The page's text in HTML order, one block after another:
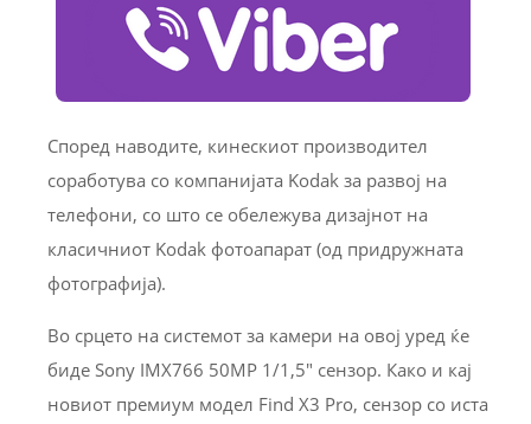
Според наводите, кинескиот производител
соработува со компанијата Kodak за развој на
телефони, со што се обележува дизајнот на
класичниот Kodak фотоапарат (од придружната
фотографија).
Во срцето на системот за камери на овој уред ќе
биде Sony IMX766 50MP 1/1,5″ сензор. Како и кај
новиот премиум модел Find X3 Pro, сензор со иста